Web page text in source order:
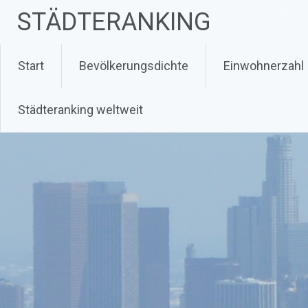
Inhalt
springen
STÄDTERANKING
Start Bevölkerungsdichte Einwohnerzahl
Städteranking weltweit